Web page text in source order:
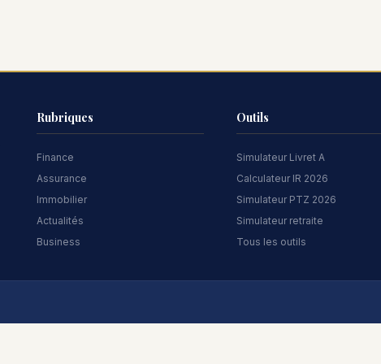
Rubriques
Finance
Assurance
Immobilier
Actualités
Business
Outils
Simulateur Livret A
Calculateur IR 2026
Simulateur PTZ 2026
Simulateur retraite
Tous les outils